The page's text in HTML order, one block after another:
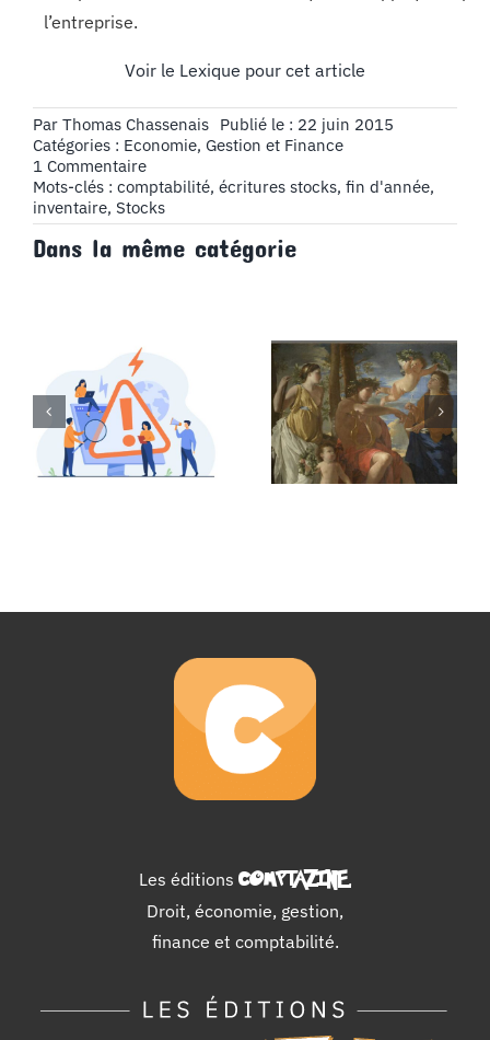
l’entreprise.
Voir le Lexique pour cet article
Par Thomas Chassenais Publié le : 22 juin 2015
Catégories : Economie, Gestion et Finance
1 Commentaireon
Les
stocks
Mots-clés : comptabilité, écritures stocks, fin d'année,
inventaire, Stocks
Dans la même catégorie
(Document
Unique
d’Évaluation
des Risques
Professionnels)
Le 25e
Printemps
Les éditions COMPTAZINE.
Droit, économie, gestion,
finance et comptabilité.